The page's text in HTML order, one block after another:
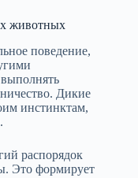
животных
поведение,
Дикие
инстинктам,
распорядок
Это формирует